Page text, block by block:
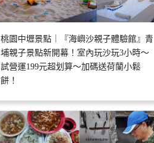
桃園中壢景點｜『海嶼沙親子體驗館』青
埔親子景點新開幕！室內玩沙玩3小時～
試營運199元超划算～加碼送荷蘭小鬆
餅！